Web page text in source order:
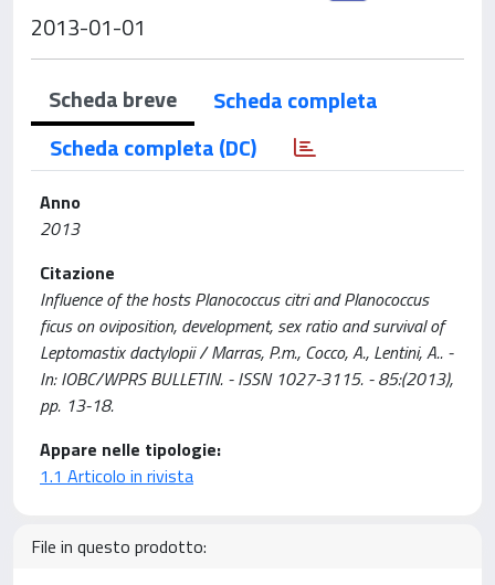
2013-01-01
Scheda breve
Scheda completa
Scheda completa (DC)
Anno
2013
Citazione
Influence of the hosts Planococcus citri and Planococcus
ficus on oviposition, development, sex ratio and survival of
Leptomastix dactylopii / Marras, P.m., Cocco, A., Lentini, A.. -
In: IOBC/WPRS BULLETIN. - ISSN 1027-3115. - 85:(2013),
pp. 13-18.
Appare nelle tipologie:
1.1 Articolo in rivista
File in questo prodotto: